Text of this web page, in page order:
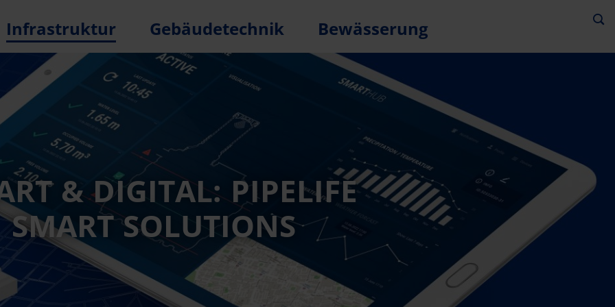
Infrastruktur Gebäudetechnik Bewässerung
& DIGITAL: PIPELIFE
SMART SOLUTIONS